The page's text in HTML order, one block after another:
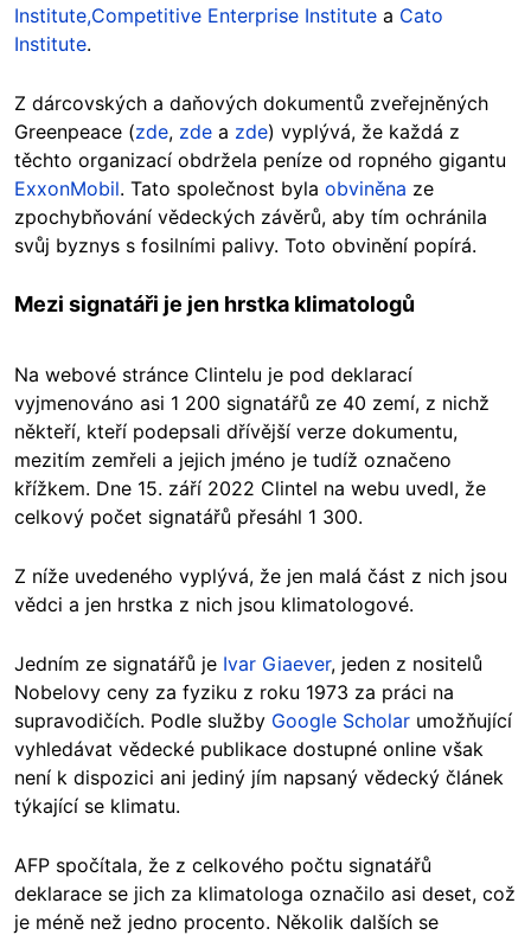
Institute,Competitive Enterprise Institute a Cato
Institute.
Z dárcovských a daňových dokumentů zveřejněných
Greenpeace (zde, zde a zde) vyplývá, že každá z
těchto organizací obdržela peníze od ropného gigantu
ExxonMobil. Tato společnost byla obviněna ze
zpochybňování vědeckých závěrů, aby tím ochránila
svůj byznys s fosilními palivy. Toto obvinění popírá.
Mezi signatáři je jen hrstka klimatologů
Na webové stránce Clintelu je pod deklarací
vyjmenováno asi 1 200 signatářů ze 40 zemí, z nichž
někteří, kteří podepsali dřívější verze dokumentu,
mezitím zemřeli a jejich jméno je tudíž označeno
křížkem. Dne 15. září 2022 Clintel na webu uvedl, že
celkový počet signatářů přesáhl 1 300.
Z níže uvedeného vyplývá, že jen malá část z nich jsou
vědci a jen hrstka z nich jsou klimatologové.
Jedním ze signatářů je Ivar Giaever, jeden z nositelů
Nobelovy ceny za fyziku z roku 1973 za práci na
supravodičích. Podle služby Google Scholar umožňující
vyhledávat vědecké publikace dostupné online však
není k dispozici ani jediný jím napsaný vědecký článek
týkající se klimatu.
AFP spočítala, že z celkového počtu signatářů
deklarace se jich za klimatologa označilo asi deset, což
je méně než jedno procento. Několik dalších se